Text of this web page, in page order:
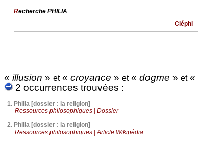
Recherche PHILIA
Cléphi
« illusion » et« croyance » et« dogme » et«
2 occurrences trouvées :
1. Philia [dossier : la religion]
Ressources philosophiques | Dossier
2. Philia [dossier : la religion]
Ressources philosophiques | Article Wikipédia